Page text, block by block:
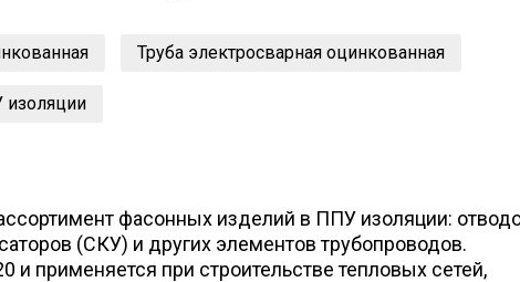
Труба электросварная оцинкованная
фасонных изделий в ППУ изоляции:
(СКУ) и других элементов трубопроводов.
применяется при строительстве тепловых сетей,